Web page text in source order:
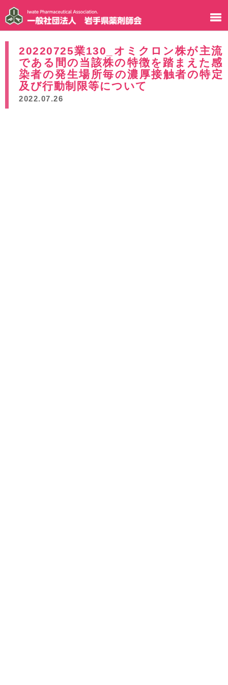
20220725業130_オミクロン株が主流
である間の当該株の特徴を踏まえた感
染者の発生場所毎の濃厚接触者の特定
及び行動制限等について
2022.07.26